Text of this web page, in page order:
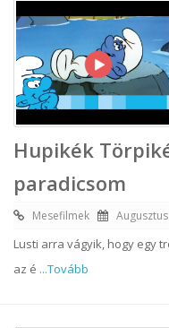
Hupikék
paradicsom
Mesefilmek
Lusti arra vágyik, hogy egy
az é ...Tovább